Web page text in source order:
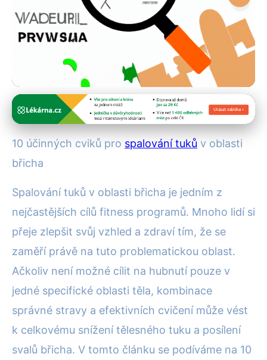
Cvičení a fitness
10 Top Cviků pro Ploché
Břicho: Jak Rychle Spálit Tuk?
10 účinných cviků pro spalování tuků v oblasti
břicha
Spalování tuků v oblasti břicha je jedním z
nejčastějších cílů fitness programů. Mnoho lidí si
přeje zlepšit svůj vzhled a zdraví tím, že se
zaměří právě na tuto problematickou oblast.
Ačkoliv není možné cílit na hubnutí pouze v
jedné specifické oblasti těla, kombinace
správné stravy a efektivních cvičení může vést
k celkovému snížení tělesného tuku a posílení
svalů břicha. V tomto článku se podíváme na 10